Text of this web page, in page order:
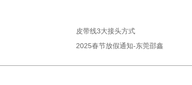
皮带线3大接头方式
2025春节放假通知-东莞邵鑫